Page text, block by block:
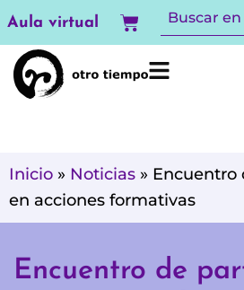
al
contenido
Aula virtual Carrito
Inicio » Noticias » Encuentro
en acciones formativas
Encuentro de